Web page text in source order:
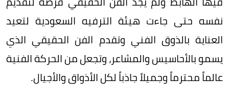
نفسه حتى جاءت هيئة الترفيه السعودية لتعيد
العناية بالذوق الفني وتقدم الفن الحقيقي الذي
يسمو بالأحاسيس والمشاعر، وتجعل من الحركة الفنية
عالماً محترماً وجميلاً جاذباً لكل الأذواق والأجيال.